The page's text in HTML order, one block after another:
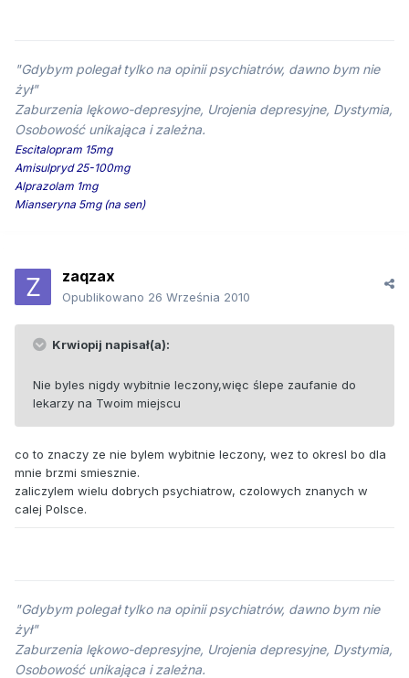
"Gdybym polegał tylko na opinii psychiatrów, dawno bym nie
żył"
Zaburzenia lękowo-depresyjne, Urojenia depresyjne, Dystymia,
Osobowość unikająca i zależna.
Escitalopram 15mg
Amisulpryd 25-100mg
Alprazolam 1mg
Mianseryna 5mg (na sen)
zaqzax
Opublikowano 26 Września 2010
Krwiopij napisał(a):
Nie byles nigdy wybitnie leczony,więc ślepe zaufanie do
lekarzy na Twoim miejscu
co to znaczy ze nie bylem wybitnie leczony, wez to okresl bo dla
mnie brzmi smiesznie.
zaliczylem wielu dobrych psychiatrow, czolowych znanych w
calej Polsce.
"Gdybym polegał tylko na opinii psychiatrów, dawno bym nie
żył"
Zaburzenia lękowo-depresyjne, Urojenia depresyjne, Dystymia,
Osobowość unikająca i zależna.